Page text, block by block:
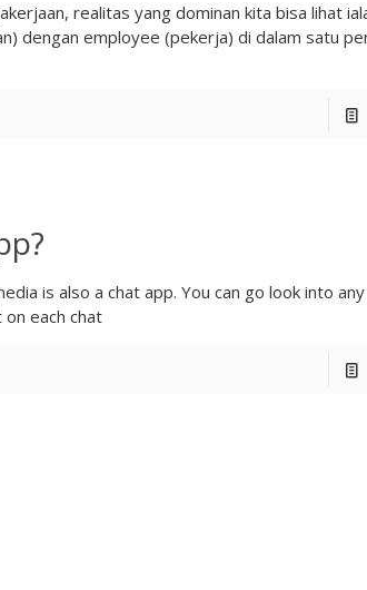
realitas yang dominan kita bisa lihat
dengan employee (pekerja) di dalam satu
is also a chat app. You can go look into
each chat